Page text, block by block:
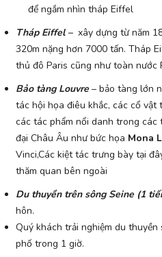
để ngắm nhìn tháp Eiffel
Tháp Eiffel –xây dựng từ năm
320m nặng hơn 7000 tấn. Tháp
thủ đô Paris cũng như toàn nước
Bảo tàng Louvre– bảo tàng lớn
tác hội họa điêu khắc, các cổ
các tác phẩm nổi danh trong
đại Châu Âu như bức họa Mona
Vinci,Các kiệt tác trưng bày tại
thăm quan bên ngoài
Du thuyền trên sông Seine (1
hôn.
Quý khách trải nghiệm du
phố trong 1 giờ.